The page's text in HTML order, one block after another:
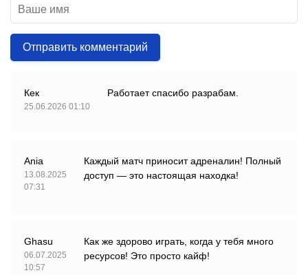
Отправить комментарий
Кек
25.06.2026 01:10
Работает спасибо разрабам.
Ania
13.08.2025
07:31
Каждый матч приносит адреналин! Полный
доступ — это настоящая находка!
Ghasu
06.07.2025
10:57
Как же здорово играть, когда у тебя много
ресурсов! Это просто кайф!